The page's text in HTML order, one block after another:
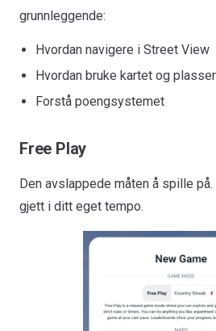
grunnleggende:
Hvordan navigere i Street View
Hvordan bruke kartet og
Forstå poengsystemet
Free Play
Den avslappede måten å spille
gjett i ditt eget tempo.